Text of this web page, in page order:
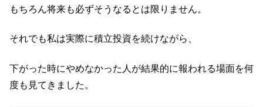
もちろん将来も必ずそうなるとは限りません。
それでも私は実際に積立投資を続けながら、
下がった時にやめなかった人が結果的に報われる場面を何
度も見てきました。